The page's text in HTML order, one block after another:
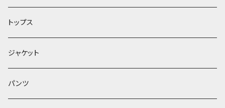
トップス
ジャケット
パンツ